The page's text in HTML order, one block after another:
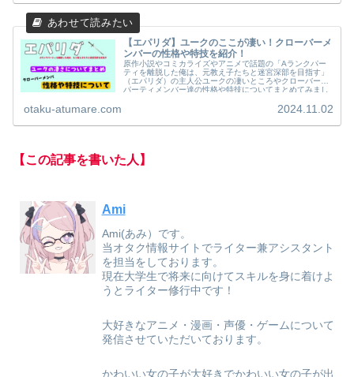
【エパリダ】ユークのここが凄い！クローバーメ
ンバーの性格や特技を紹介！
原作小説やコミカライズやアニメで話題の「Aランクパー
ティを離脱した俺は、元教え子たちと迷宮深部を目指す」
（エパリダ）の主人公ユークの凄いところやクローバーの
パーティメンバー達の性格や特技についてまとめてみまし
otaku-atumare.com 2024.11.02
【この記事を書いた人】
Ami
Ami(あみ）です。
当オタク情報サイトでライター兼アシスタント
を担当をしております。
現在大学生で将来に向けてスキルを身に着けよ
うとライター修行中です！
大好きなアニメ・漫画・声優・ゲームについて
発信させていただいております。
かわいい女の子が大好きでかわいい女の子が出